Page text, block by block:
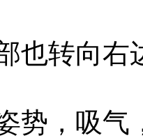
转向右
，吸气